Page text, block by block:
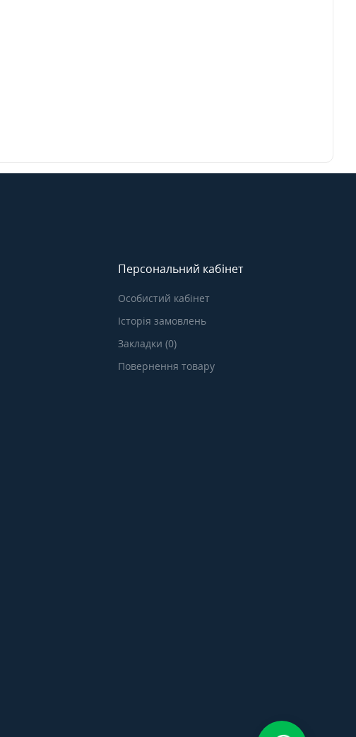
Персональний кабінет
Особистий кабінет
Історія замовлень
Закладки (0)
Повернення товару